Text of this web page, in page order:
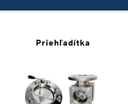
Priehľadítka